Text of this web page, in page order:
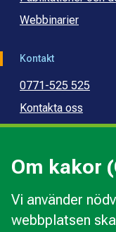
Om kakor
Vi använder
webbplatsen
Webbinarier
Kontakt
0771-525 525
Kontakta oss
Press
Kommunal budget-